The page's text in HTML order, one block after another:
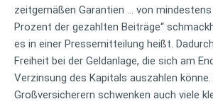
zeitgemäßen Garantien … von mindestens
Prozent der gezahlten Beiträge“
es in einer Pressemitteilung heißt.
Freiheit bei der Geldanlage, die sich am
Verzinsung des Kapitals auszahlen könne.
Großversicherern schwenken auch viele